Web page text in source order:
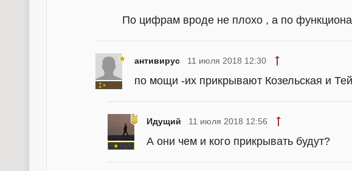
По цифрам вроде не плохо , а по
антивирус 11 июля 2018 12:30
по мощи -их прикрывают Козельская и
Идущий 11 июля 2018 12:56
А они чем и кого прикрывать будут?